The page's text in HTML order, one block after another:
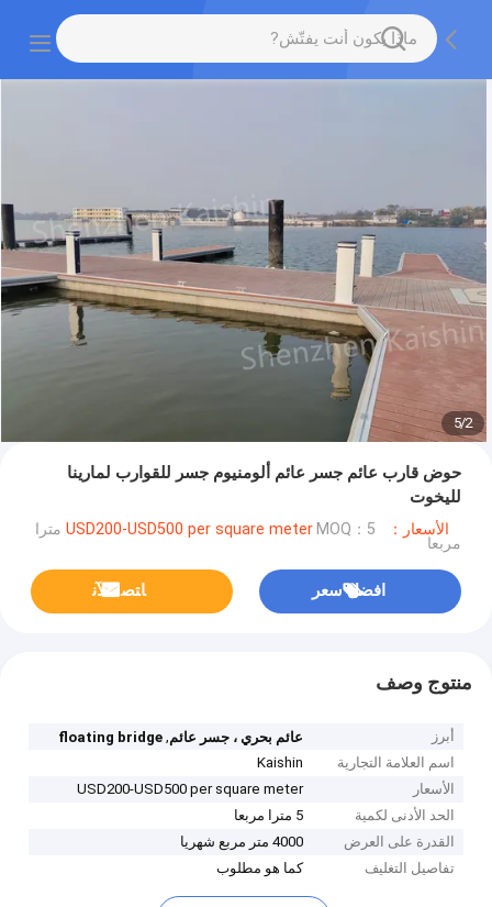
2
/
5
حوض قارب عائم جسر عائم ألومنيوم جسر للقوارب لمارينا
لليخوت
الأسعار：USD200-USD500 per square meter MOQ：5 مترا
مربعا
افضل سعر ﺎﺘﺼﻟ ﺍﻶﻧ
منتوج وصف
أبرز عائم بحري ، جسر عائم,
floating bridge
اسم العلامة التجارية
Kaishin
الأسعار
USD200-USD500 per square meter
الحد الأدنى لكمية
5 مترا مربعا
القدرة على العرض
4000 متر مربع شهريا
تفاصيل التغليف
كما هو مطلوب